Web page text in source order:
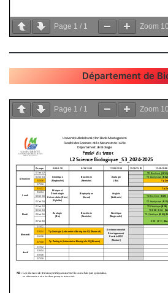
Page 1 / 1 Zoom
Département de
Page 1 / 1 Zoom